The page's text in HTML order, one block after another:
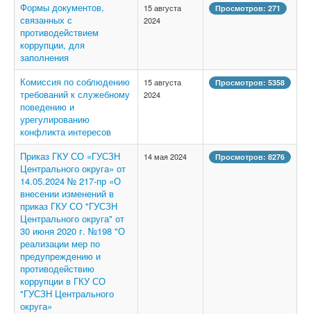
Формы документов,
связанных с
противодействием
коррупции, для
заполнения
15 августа
2024
Просмотров: 271
Комиссия по соблюдению
требований к служебному
поведению и
урегулированию
конфликта интересов
15 августа
2024
Просмотров: 5358
Приказ ГКУ СО «ГУСЗН
Центрального округа» от
14.05.2024 № 217-пр «О
внесении изменений в
приказ ГКУ СО "ГУСЗН
Центрального округа" от
30 июня 2020 г. №198 "О
реализации мер по
предупреждению и
противодействию
коррупции в ГКУ СО
"ГУСЗН Центрального
округа»
14 мая 2024 Просмотров: 8276